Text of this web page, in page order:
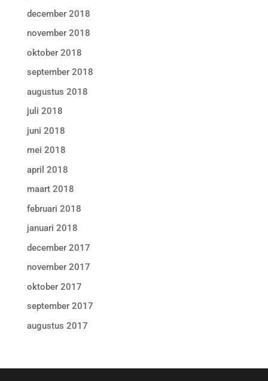
december 2018
november 2018
oktober 2018
september 2018
augustus 2018
juli 2018
juni 2018
mei 2018
april 2018
maart 2018
februari 2018
januari 2018
december 2017
november 2017
oktober 2017
september 2017
augustus 2017